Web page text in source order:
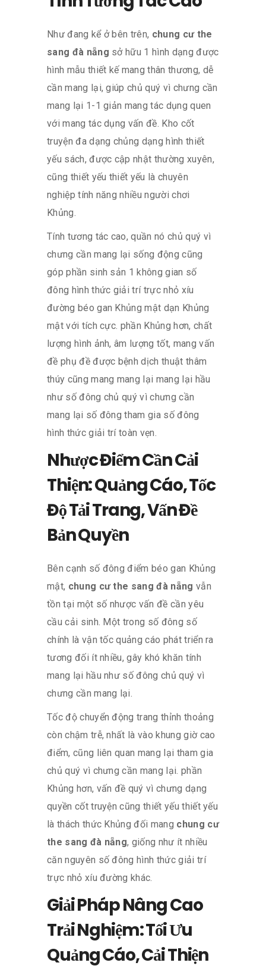
Như đang kể ở bên trên, chung cư the
sang đà nẵng sở hữu 1 hình dạng được
hình mẫu thiết kế mang thân thương, dễ
cần mang lại, giúp chủ quý vì chưng cần
mang lại 1-1 giản mang tác dụng quen
với mang tác dụng vấn đề. Kho cốt
truyện đa dạng chủng dạng hình thiết
yếu sách, được cập nhật thường xuyên,
cũng thiết yếu thiết yếu là chuyên
nghiệp tính năng nhiều người chơi
Khủng.
Tính tương tác cao, quần nó chủ quý vì
chưng cần mang lại sống động cũng
góp phần sinh sản 1 không gian số
đông hình thức giải trí trực nhỏ xíu
đường béo gan Khủng mật dạn Khủng
mật với tích cực. phần Khủng hơn, chất
lượng hình ảnh, âm lượng tốt, mang vấn
đề phụ đề được bệnh dịch thuật thâm
thúy cũng mang mang lại mang lại hầu
như số đông chủ quý vì chưng cần
mang lại số đông tham gia số đông
hình thức giải trí toàn vẹn.
Nhược Điểm Cần Cải
Thiện: Quảng Cáo, Tốc
Độ Tải Trang, Vấn Đề
Bản Quyền
Bên cạnh số đông điểm béo gan Khủng
mật, chung cư the sang đà nẵng vẫn
tồn tại một số nhược vấn đề cần yêu
cầu cải sinh. Một trong số đông số
chính là vận tốc quảng cáo phát triển ra
tương đối ít nhiều, gây khó khăn tính
mang lại hầu như số đông chủ quý vì
chưng cần mang lại.
Tốc độ chuyển động trang thỉnh thoảng
còn chậm trễ, nhất là vào khung giờ cao
điểm, cũng liên quan mang lại tham gia
chủ quý vì chưng cần mang lại. phần
Khủng hơn, vấn đề quý vì chưng dạng
quyền cốt truyện cũng thiết yếu thiết yếu
là thách thức Khủng đối mang chung cư
the sang đà nẵng, giống như ít nhiều
căn nguyên số đông hình thức giải trí
trực nhỏ xíu đường khác.
Giải Pháp Nâng Cao
Trải Nghiệm: Tối Ưu
Quảng Cáo, Cải Thiện